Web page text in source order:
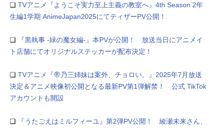
❏ TVアニメ『ようこそ実力至上主義の教室へ』4th Season 2年
生編1学期 AnimeJapan2025にてティザーPV公開！
❏
『黒執事 -緑の魔女編-』本PVが公開！ 放送当日にアニメイ
ト店舗にてオリジナルステッカーが配布決定！
❏ TVアニメ『帝乃三姉妹は案外、チョロい。』2025年7月放送
決定＆アニメ映像初公開となる最新PV第1弾解禁！ 公式 TikTok
アカウントも開設
❏
『うたごえはミルフィーユ』第2弾PV公開！ 綾瀬未来さん、